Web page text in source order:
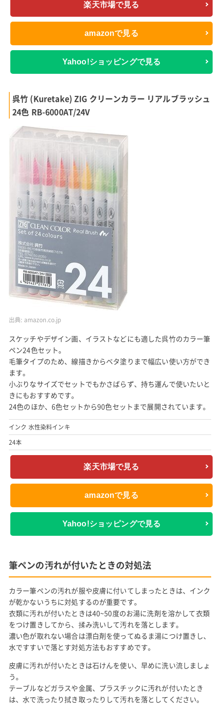
楽天市場で見る
amazonで見る
Yahoo!ショッピングで見る
呉竹 (Kuretake) ZIG クリーンカラー リアルブラッシュ
24色 RB-6000AT/24V
出典: amazon.co.jp
スケッチやデザイン画、イラストなどにも適した呉竹のカラー筆
ペン24色セット。
毛筆タイプのため、線描きからベタ塗りまで幅広い使い方ができ
ます。
小ぶりなサイズでセットでもかさばらず、持ち運んで使いたいと
きにもおすすめです。
24色のほか、6色セットから90色セットまで展開されています。
インク 水性染料インキ
24本
楽天市場で見る
amazonで見る
Yahoo!ショッピングで見る
筆ペンの汚れが付いたときの対処法
カラー筆ペンの汚れが服や皮膚に付いてしまったときは、インク
が乾かないうちに対処するのが重要です。
衣類に汚れが付いたときは40~50度のお湯に洗剤を溶かして衣類
をつけ置きしてから、揉み洗いして汚れを落とします。
濃い色が取れない場合は漂白剤を使ってぬるま湯につけ置きし、
水ですすいで落とす対処方法もおすすめです。
皮膚に汚れが付いたときは石けんを使い、早めに洗い流しましょ
う。
テーブルなどガラスや金属、プラスチックに汚れが付いたとき
は、水で洗ったり拭き取ったりして汚れを落としてください。